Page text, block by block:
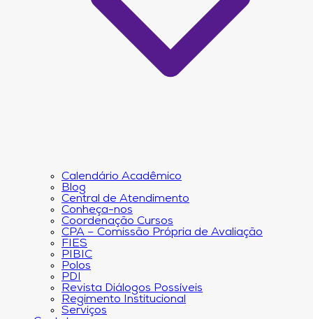
Calendário Acadêmico
Blog
Central de Atendimento
Conheça-nos
Coordenação Cursos
CPA – Comissão Própria de Avaliação
FIES
PIBIC
Polos
PDI
Revista Diálogos Possíveis
Regimento Institucional
Serviços